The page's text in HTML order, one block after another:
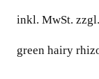
inkl. MwSt. zzgl.
green hairy